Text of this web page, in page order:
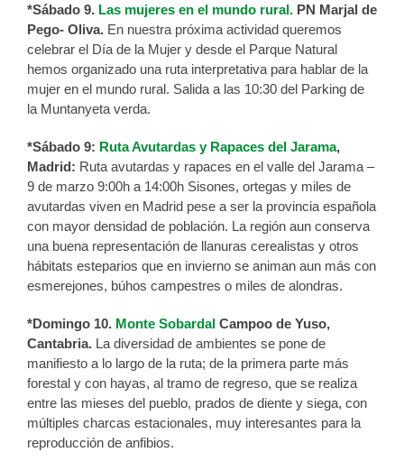
*Sábado 9. Las mujeres en el mundo rural. PN Marjal de
Pego- Oliva. En nuestra próxima actividad queremos
celebrar el Día de la Mujer y desde el Parque Natural
hemos organizado una ruta interpretativa para hablar de la
mujer en el mundo rural. Salida a las 10:30 del Parking de
la Muntanyeta verda.
*Sábado 9: Ruta Avutardas y Rapaces del Jarama,
Madrid: Ruta avutardas y rapaces en el valle del Jarama –
9 de marzo 9:00h a 14:00h Sisones, ortegas y miles de
avutardas viven en Madrid pese a ser la provincia española
con mayor densidad de población. La región aun conserva
una buena representación de llanuras cerealistas y otros
hábitats esteparios que en invierno se animan aun más con
esmerejones, búhos campestres o miles de alondras.
*Domingo 10. Monte Sobardal Campoo de Yuso,
Cantabria. La diversidad de ambientes se pone de
manifiesto a lo largo de la ruta; de la primera parte más
forestal y con hayas, al tramo de regreso, que se realiza
entre las mieses del pueblo, prados de diente y siega, con
múltiples charcas estacionales, muy interesantes para la
reproducción de anfibios.